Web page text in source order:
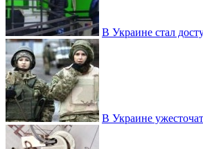
В Украине стал
В Украине